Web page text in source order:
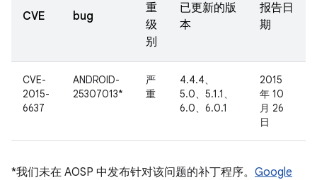
CVE bug
重
级
别
已更新的版
本
报告日
期
CVE-
2015-
6637
ANDROID-
25307013*
严
重
4.4.4、
5.0、5.1.1、
6.0、6.0.1
2015
年 10
月 26
日
*我们未在 AOSP 中发布针对该问题的补丁程序。 Google